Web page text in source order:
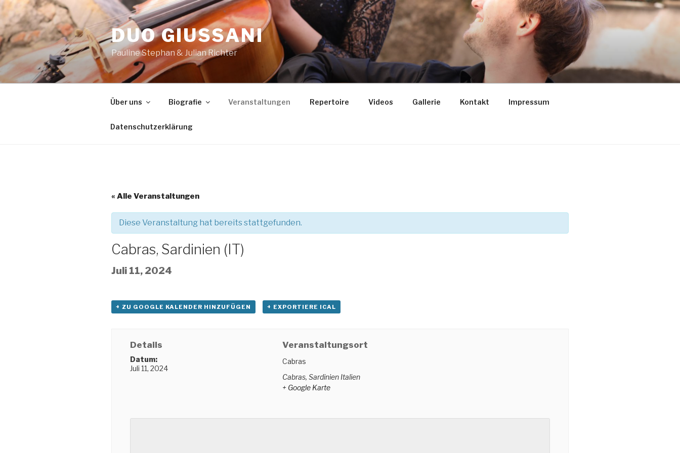
Zum
Inhalt
springen
DUO GIUSSANI
Pauline Stephan & Julian Richter
Über uns Biografie Veranstaltungen Repertoire Videos Gallerie Kontakt Impressum
Datenschutzerklärung
« Alle Veranstaltungen
Diese Veranstaltung hat bereits stattgefunden.
Cabras, Sardinien (IT)
Juli 11, 2024
+ ZU GOOGLE KALENDER HINZUFÜGEN + EXPORTIERE ICAL
Details
Datum:
Juli 11, 2024
Veranstaltungsort
Cabras
Cabras, Sardinien Italien
+ Google Karte